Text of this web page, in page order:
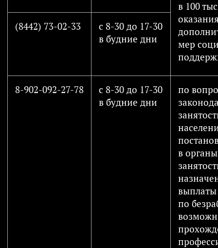
в 100
мер
(8442) 73-02-33
с 8-30 до 17-30
в будние дни
8-902-092-27-78
с 8-30 до 17-30
в будние дни
по
в
по